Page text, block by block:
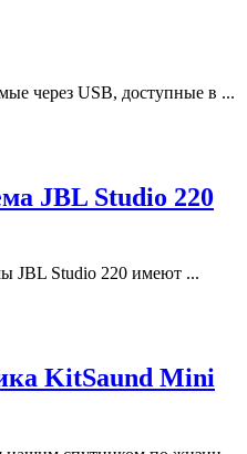
через USB, доступные в ...
JBL Studio 220
JBL Studio 220 имеют ...
KitSaund Mini